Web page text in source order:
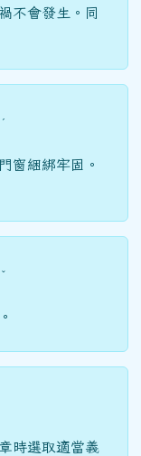
不會發生。同
ˊ
窗綑綁牢固。
ˇ
時選取適當義